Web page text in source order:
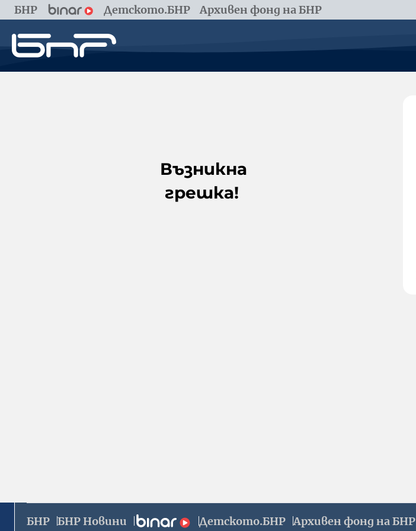
БНР Детското.БНР Архивен фонд на БНР
Възникна
грешка!
БНР БНР Новини Детското.БНР Архивен фонд на БНР